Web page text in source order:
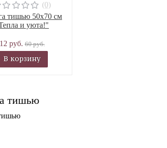
(0)
тишью 50х70 см
и уюта!"
руб.60 руб.
В корзину
тишью